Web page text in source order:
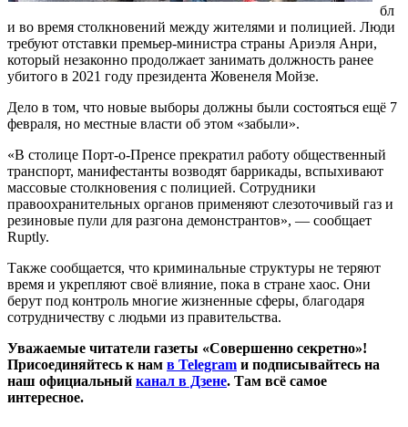
бл
и во время столкновений между жителями и полицией. Люди
требуют отставки премьер-министра страны Ариэля Анри,
который незаконно продолжает занимать должность ранее
убитого в 2021 году президента Жовенеля Мойзе.
Дело в том, что новые выборы должны были состояться ещё 7
февраля, но местные власти об этом «забыли».
«В столице Порт-о-Пренсе прекратил работу общественный
транспорт, манифестанты возводят баррикады, вспыхивают
массовые столкновения с полицией. Сотрудники
правоохранительных органов применяют слезоточивый газ и
резиновые пули для разгона демонстрантов», — сообщает
Ruptly.
Также сообщается, что криминальные структуры не теряют
время и укрепляют своё влияние, пока в стране хаос. Они
берут под контроль многие жизненные сферы, благодаря
сотрудничеству с людьми из правительства.
Уважаемые читатели газеты «Совершенно секретно»!
Присоединяйтесь к нам в Telegram и подписывайтесь на
наш официальный канал в Дзене. Там всё самое
интересное.